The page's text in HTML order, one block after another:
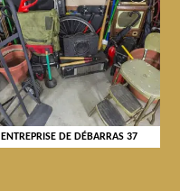
ENTREPRISE DE DÉBARRAS 37